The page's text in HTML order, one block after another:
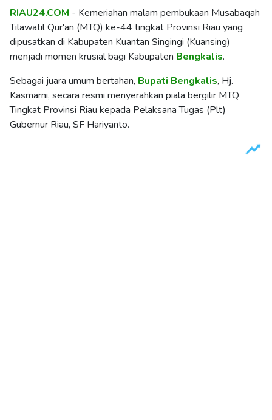
RIAU24.COM - Kemeriahan malam pembukaan Musabaqah
Tilawatil Qur'an (MTQ) ke-44 tingkat Provinsi Riau yang
dipusatkan di Kabupaten Kuantan Singingi (Kuansing)
menjadi momen krusial bagi Kabupaten Bengkalis.
Sebagai juara umum bertahan, Bupati Bengkalis, Hj.
Kasmarni, secara resmi menyerahkan piala bergilir MTQ
Tingkat Provinsi Riau kepada Pelaksana Tugas (Plt)
Gubernur Riau, SF Hariyanto.